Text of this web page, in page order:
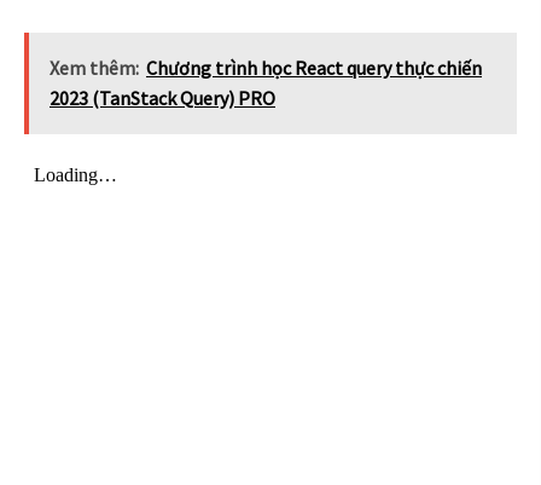
Xem thêm: Chương trình học React query thực chiến
2023 (TanStack Query) PRO